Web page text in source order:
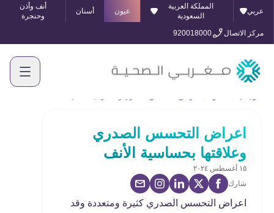
عربي
المملكة العربية
السعودية
عيون أسنان
أنف وأذن
وحنجرة
مركز الاتصال
920018000
اعراض التحسس الصدري
وعلاقتها بحساسية الأنف
١٥ أغسطس ٢٠٢٤
شارك
اعراض التحسس الصدري كثيرة ومتعددة وقد